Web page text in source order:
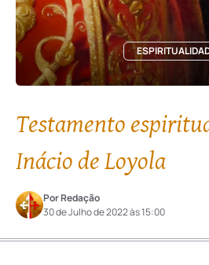
Testamento
Inácio de Loyola
Por Redação
30 de Julho de 2022 às 15:00